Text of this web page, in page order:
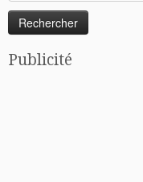
Publicité